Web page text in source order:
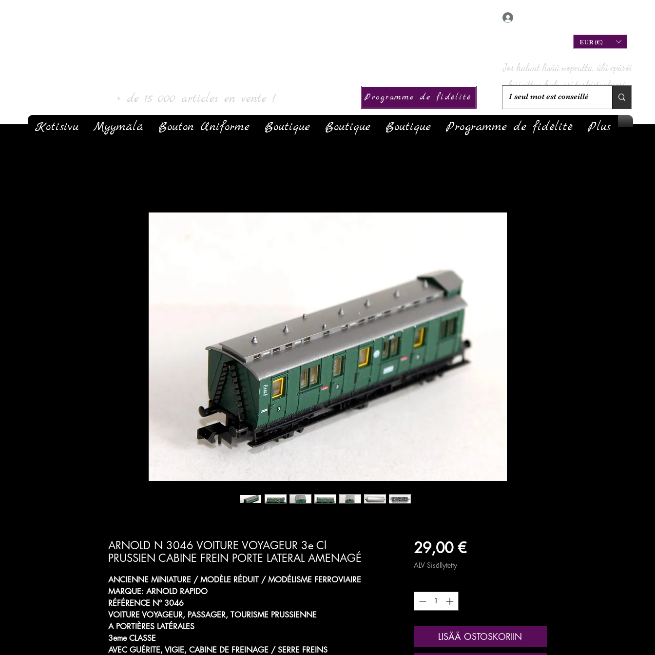
EUR (€)
+ de 15 000 articles en vente ! Programme de fidélité
Kotisivu Myymälä Bouton Uniforme Boutique Boutique Boutique Programme de fidélité Plus
ARNOLD N 3046 VOITURE VOYAGEUR 3e Cl
PRUSSIEN CABINE FREIN PORTE LATERAL AMENAGÉ
ANCIENNE MINIATURE / MODÈLE RÉDUIT / MODÉLISME FERROVIAIRE
MARQUE: ARNOLD RAPIDO
RÉFÉRENCE N° 3046
VOITURE VOYAGEUR, PASSAGER, TOURISME PRUSSIENNE
A PORTIÈRES LATÉRALES
3eme CLASSE
AVEC GUÉRITE, VIGIE, CABINE DE FREINAGE / SERRE FREINS
29,00 €Hinta
ALV Sisällytetty
LISÄÄ OSTOSKORIIN
Jos haluat lisää nopeutta, älä epäröi
kirjoittaa hakuasi tarkistaaksesi,
onko sitä varastossa!